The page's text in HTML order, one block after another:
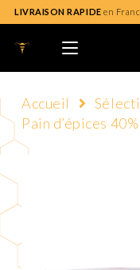
LIVRAISON RAPIDE en
Accueil
Pain d’épices